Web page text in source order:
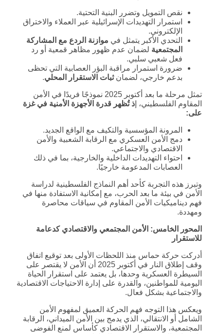
نقص التمويل وتضرر البنية التحتية.
استمرار التهديدات الإسرائيلية عبر العملاء والاختراق
الإلكتروني.
التحدي الأكبر يتمثل في موازنة الردع مع المشاركة
المجتمعية لضمان عدم ظهور مظاهر قمعية أو رد
فعل شعبي سلبي.
ضرورة استمرار مراقبة البؤر العصابية التي تحظى
بدعم خارجي، لضمانثبات الاستقرار المحلي.
تمثل مرحلة ما بعد أكتوبر 2025 نموذجًا فريدًا في الأمن
المقاوم الفلسطيني، إ ذ تُظهر قدرة الأجهزة الأمنية في غزة
على:
المرونة المؤسسية والتكيف مع الواقع الجديد.
دمج الأمن العسكري مع الرقابة الشعبية والأمن
الاقتصادي والاجتماعي.
احتواء التهديدات الداخلية والخارجية، بما في ذلك
العصابات المدعومة خارجيًا.
وتبرز هذه التجربة كأحد أهم النماذج الفلسطينية لدراسة
الأمن في بيئة ما بعد الحرب، مع إمكانية الاستفادة منها في
فهم ديناميكيات الأمن المقاوم في سياقات محاصرة
ومهددة.
المحور الخامس: الأمن المجتمعي والاقتصادي كدعامة
للاستقرار
أدركت حركة حماس منذ اللحظات الأولى بعد توقيع اتفاق
وقف إطلاق النار في أكتوبر 2025 أن الأمن لا يقتصر على
السيطرة العسكرية وحدها، بل يعتمد على استقرار الحياة
اليومية للمواطنين، والقدرة على إدارة الاحتياجات الاقتصادية
والاجتماعية بشكل فعال.
ويعكس هذا التوجه فهم الحركة العميق لمفهوم الأمن
الشامل أو الانتقالي، الذي يدمج بين الأمن الميداني، الرقابة
المجتمعية، والاستقرار الاقتصادي كأساس لمنع الفوضى